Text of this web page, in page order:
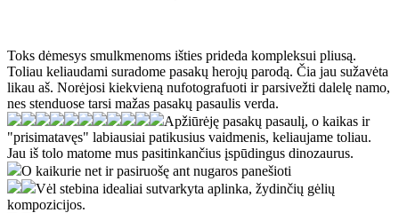
Toks dėmesys smulkmenoms išties prideda kompleksui pliusą.
Toliau keliaudami suradome pasakų herojų parodą. Čia jau sužavėta
likau aš. Norėjosi kiekvieną nufotografuoti ir parsivežti dalelę namo,
nes stenduose tarsi mažas pasakų pasaulis verda.
Apžiūrėję pasakų pasaulį, o kaikas ir
"prisimatavęs" labiausiai patikusius vaidmenis, keliaujame toliau.
Jau iš tolo matome mus pasitinkančius įspūdingus dinozaurus.
O kaikurie net ir pasiruošę ant nugaros panešioti
Vėl stebina idealiai sutvarkyta aplinka, žydinčių gėlių
kompozicijos.